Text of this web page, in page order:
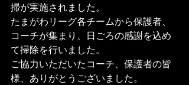
掃が実施されました。
たまがわリーグ各チームから保護者、
コーチが集まり、日ごろの感謝を込め
て掃除を行いました。
ご協力いただいたコーチ、保護者の皆
様、ありがとうございました。